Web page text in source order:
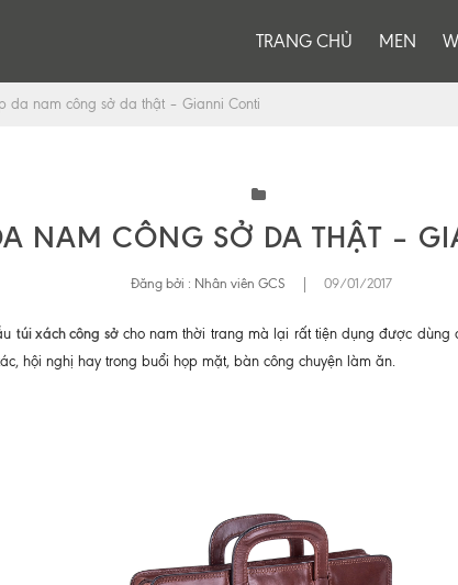
TRANG CHỦ MEN
da nam công sở da thật – Gianni Conti
NAM CÔNG SỞ DA THẬT –
Đăng bởi : Nhân viên GCS 09/01/2017
túi xách công sởcho nam thời trang mà lại rất tiện dụng được dùng
hội nghị hay trong buổi họp mặt, bàn công chuyện làm ăn.